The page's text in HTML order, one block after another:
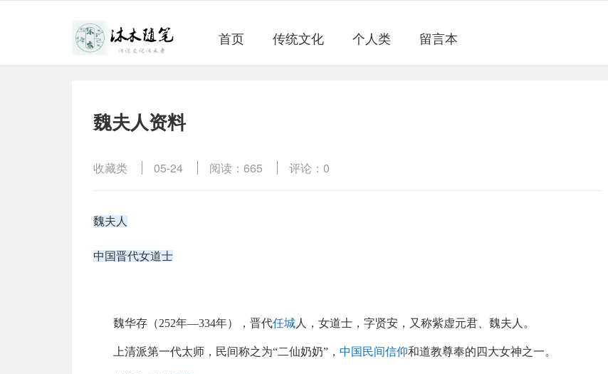
首页 传统文化 个人类 留言本
​魏夫人资料
收藏类 05-24 阅读：665 评论：0
魏夫人
中国晋代女道士
魏华存（252年—334年），晋代任城 人，女道士，字贤安，又称紫虚元君、魏夫人。
上清派第一代太师，民间称之为“二仙奶奶”， 中国民间信仰和道教尊奉的四大女神之一。